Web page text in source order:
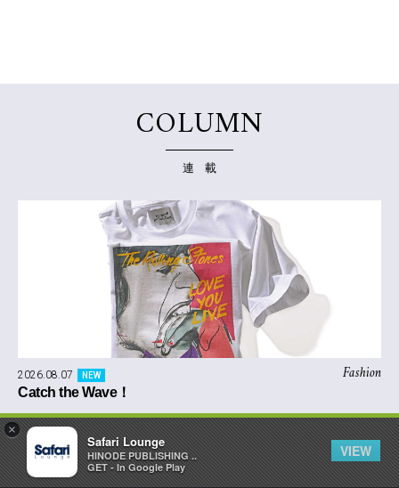
×
Safari Lounge
HINODE PUBLISHING ..
GET - In Google Play
VIEW
COLUMN
連 載
Fashion
2026.08.07 NEW
Catch the Wave！